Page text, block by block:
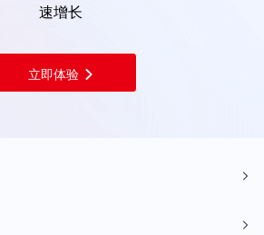
速增长
立即体验